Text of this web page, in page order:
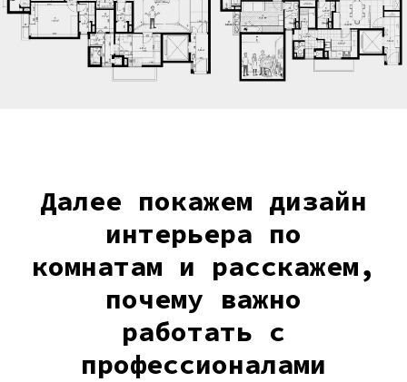
Далее покажем дизайн
интерьера по
комнатам и расскажем,
почему важно
работать с
профессионалами